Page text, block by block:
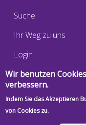
Suche
Ihr Weg zu uns
Login
Newsletter
Hier können Sie
weitere
Abonnements
Wir benutzen
verbessern.
Indem Sie das Akzeptieren
von Cookies zu.